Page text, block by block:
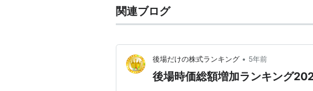
関連ブログ
後場だけの株式ランキング • 5年前
後場時価総額増加ランキング